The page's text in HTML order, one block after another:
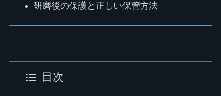
研磨後の保護と正しい保管方法
目次